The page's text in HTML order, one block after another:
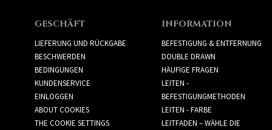
GESCHÄFT
LIEFERUNG UND RÜCKGABE
BESCHWERDEN
BEDINGUNGEN
KUNDENSERVICE
EINLOGGEN
ABOUT COOKIES
THE COOKIE SETTINGS
INFORMATION
BEFESTIGUNG & ENTFERNUNG
DOUBLE DRAWN
HÄUFIGE FRAGEN
LEITEN -
BEFESTIGUNGMETHODEN
LEITEN - FARBE
LEITFADEN – WÄHLE DIE